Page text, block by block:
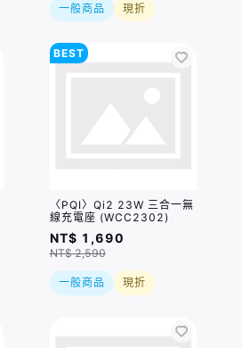
一般商品 現折
BEST
〈PQI〉Qi2 23W 三合一無
線充電座 (WCC2302)
NT$ 1,690
NT$ 2,590
一般商品 現折